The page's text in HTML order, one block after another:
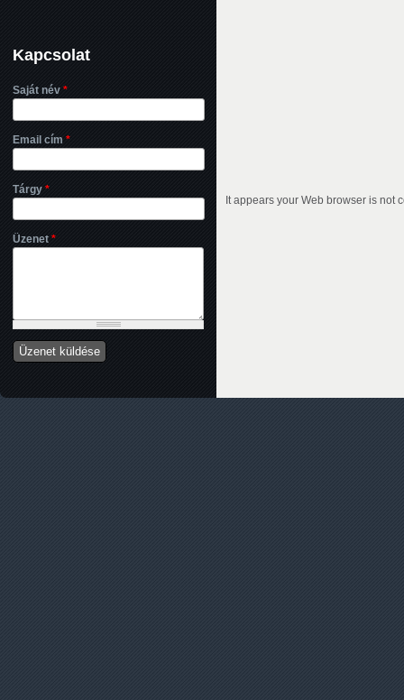
It appears your Web browser is not
Kapcsolat
Saját név *
Email cím *
Tárgy *
Üzenet *